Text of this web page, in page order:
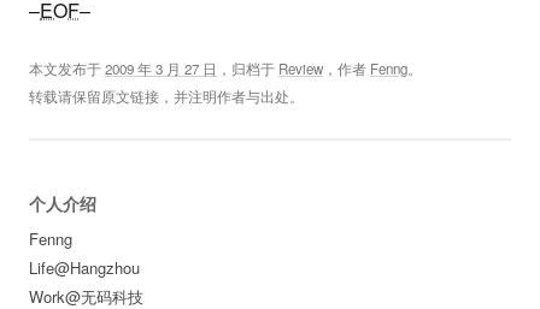
–EOF–
本文发布于2009 年 3 月 27 日 ，归档于 Review ，作者 Fenng。
转载请保留原文链接，并注明作者与出处。
个人介绍
Fenng
Life@Hangzhou
Work@无码科技